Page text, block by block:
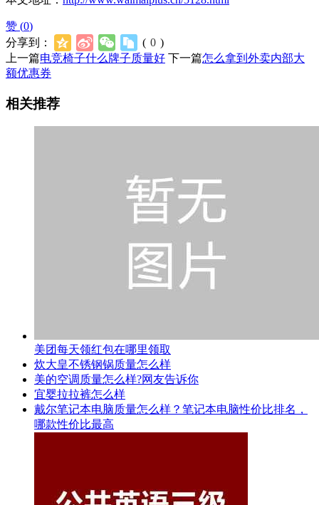
赞 (0)
分享到：
( 0 )
上一篇电竞椅子什么牌子质量好 下一篇怎么拿到外卖内部大
额优惠券
相关推荐
美团每天领红包在哪里领取
炊大皇不锈钢锅质量怎么样
美的空调质量怎么样?网友告诉你
宜婴拉拉裤怎么样
戴尔笔记本电脑质量怎么样？笔记本电脑性价比排名，
哪款性价比最高